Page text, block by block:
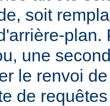
soit
plan.
une
le renvoi
de